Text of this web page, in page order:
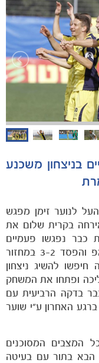
בניצחון משכנע
לנוער זימן מפגש
בקרית שלום את
כבר נפגשו פעמיים
העונה עם ניצחון צהוב 1-3 בסופר קאפ והפסד 3-2 במחזור
להשיג ניצחון
ופתחו את המשחק
בדקה הרביעית עם
האחרון ע"י שוער
המצבים המסוכנים
הבא בתור עם בעיטה